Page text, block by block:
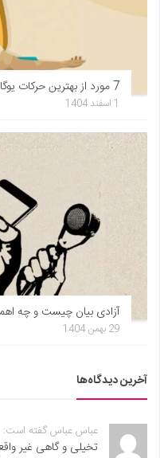
7 مورد از بهترین حرکات یوگا برای تسکین استرس
1 اسفند 1404
آزادی بیان چیست و چه
29 بهمن 1404
آخرین دیدگاه‌ها
عباس عباس گفته است:
تخیلی و گاهی غیر